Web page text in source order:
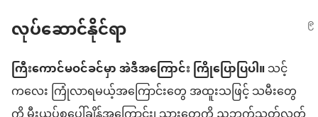
လုပ်ဆောင်နိုင်ရာ
ကြီးကောင်မဝင်ခင်မှာ အဲဒီအကြောင်း ကြိုပြောပြပါ။သင့်
ကလေး ကြုံလာရမယ့်အကြောင်းတွေ အထူးသဖြင့် သမီးတွေ